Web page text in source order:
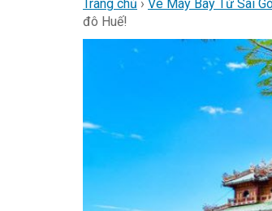
đồng
hành
Trang chủ › Vé Máy Bay Từ Sài
đô Huế!